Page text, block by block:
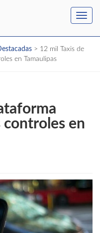
> 12 mil Taxis de
en Tamaulipas
controles en